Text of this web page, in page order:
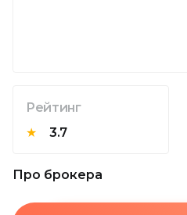
Про брокера
Рейтинг
★
3.7